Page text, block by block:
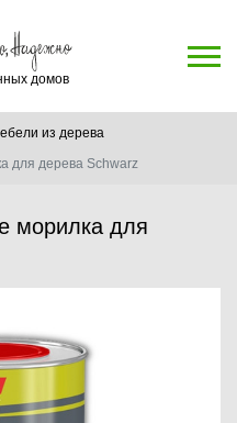
домов
из дерева
для дерева Schwarz
морилка для